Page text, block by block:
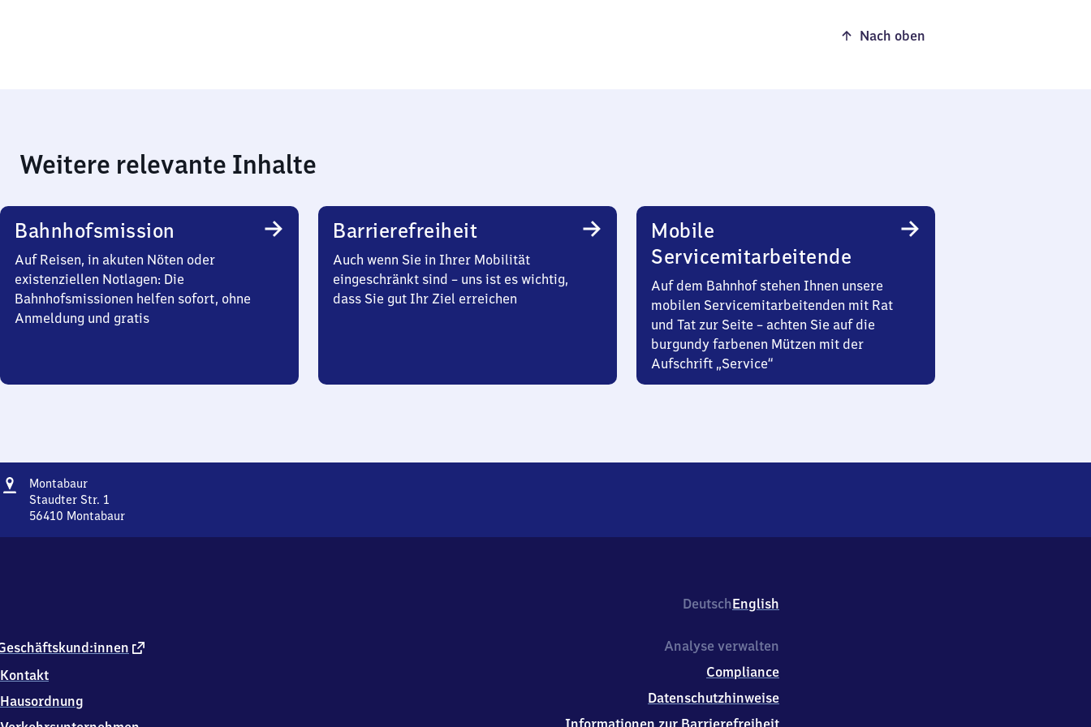
Nach oben
Weitere relevante Inhalte
Bahnhofsmission
Auf Reisen, in akuten Nöten oder
existenziellen Notlagen: Die
Bahnhofsmissionen helfen sofort, ohne
Anmeldung und gratis
Barrierefreiheit
Auch wenn Sie in Ihrer Mobilität
eingeschränkt sind – uns ist es wichtig,
dass Sie gut Ihr Ziel erreichen
Mobile
Servicemitarbeitende
Auf dem Bahnhof stehen Ihnen unsere
mobilen Servicemitarbeitenden mit Rat
und Tat zur Seite – achten Sie auf die
burgundy farbenen Mützen mit der
Aufschrift „Service“
Adresse
MontabaurMontabaur
Staudter Str. 1
56410 Montabaur
1
Montabaur
DeutschEnglish
externer
Kontakt
Hausordnung
Analyse verwalten
Compliance
Datenschutzhinweise
Informationen zur Barrierefreiheit